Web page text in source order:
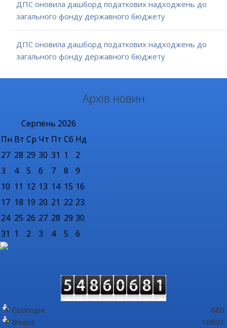
ДПС оновила дашборд податкових надходжень до
загального фонду державного бюджету
ДПС оновила дашборд податкових надходжень до
загального фонду державного бюджету
Архів новин
Серпень 2026
Пн Вт Ср Чт Пт Сб Нд
27 28 29 30 31 1
2
3
4 5 6 7 8
9
10 11 12 13 14 15 16
17 18 19 20 21 22 23
24 25 26 27 28 29 30
31 1 2 3 4 5 6
Сьогодні
Вчора
880
16801